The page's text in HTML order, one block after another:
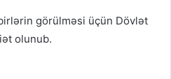
görülməsi üçün Dövlət
olunub.